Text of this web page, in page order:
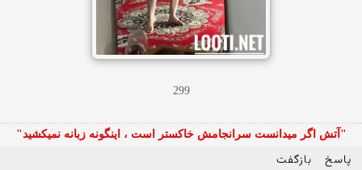
299
"آتش اگر ميدانست سرانجامش خاكستر است ، اينگونه زبانه نميكشيد"
پاسخ بازگفت